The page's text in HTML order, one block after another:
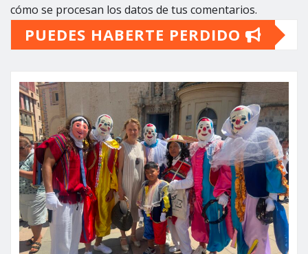
cómo se procesan los datos de tus comentarios.
PUEDES HABERTE PERDIDO